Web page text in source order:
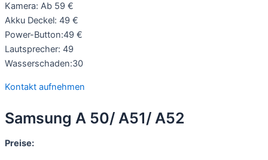
Kamera: Ab 59 €
Akku Deckel: 49 €
Power-Button:49 €
Lautsprecher: 49
Wasserschaden:30
Kontakt aufnehmen
Samsung A 50/ A51/ A52
Preise: